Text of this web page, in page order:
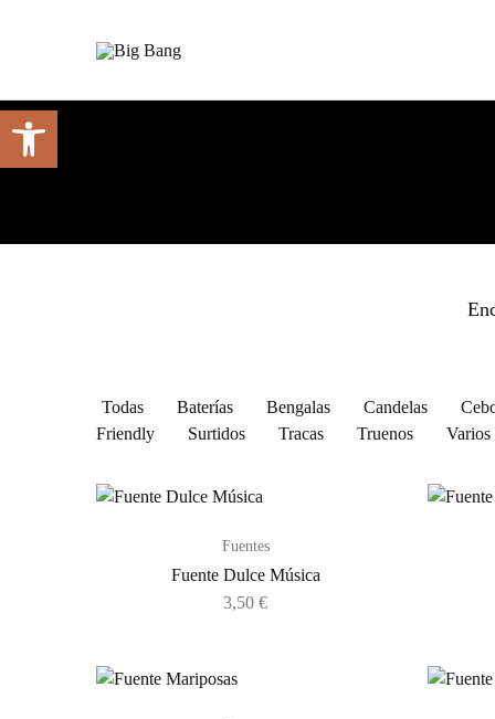
Abrir barra de herramientas
Big
Pirotecnia
Todas Baterías Bengalas Candelas
Friendly
Surtidos Tracas Truenos Varios
Fuentes
Fuente Dulce Música
3,50 €